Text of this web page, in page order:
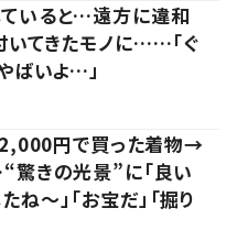
いると…遠方に違和
いてきたモノに……「ぐ
ばいよ…」
円で買った着物→
驚きの光景”に「良い
ね～」「お宝だ」「掘り